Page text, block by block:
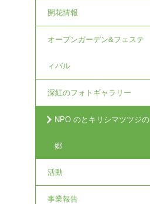
開花情報
オープンガーデン&フェステ
ィバル
深紅のフォトギャラリー
NPO のとキリシマツツジの
郷
活動
事業報告